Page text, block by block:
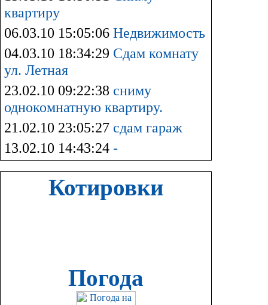
квартиру
06.03.10 15:05:06 Недвижимость
04.03.10 18:34:29 Сдам комнату
ул. Летная
23.02.10 09:22:38 сниму
однокомнатную квартиру.
21.02.10 23:05:27 сдам гараж
13.02.10 14:43:24 -
Котировки
Погода